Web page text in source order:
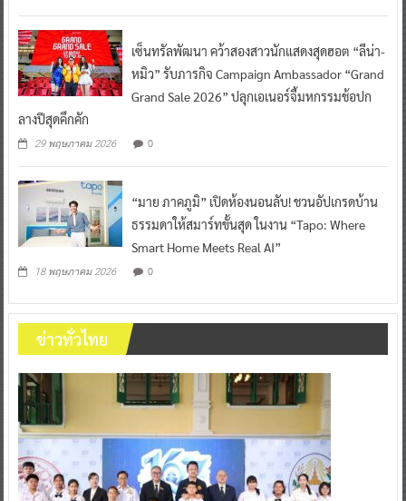
เซ็นทรัลพัฒนา คว้าสองสาวนักแสดงสุดฮอต “ลีน่า-
หมิว” รับภารกิจ Campaign Ambassador “Grand
Grand Sale 2026” ปลุกเอเนอร์จี้มหกรรมช้อปก
ลางปีสุดคึกคัก
29 พฤษภาคม 2026 0
“มาย ภาคภูมิ” เปิดห้องนอนลับ! ชวนอัปเกรดบ้าน
ธรรมดาให้สมาร์ทขั้นสุด ในงาน “Tapo: Where
Smart Home Meets Real AI”
18 พฤษภาคม 2026 0
ข่าวทั่วไทย